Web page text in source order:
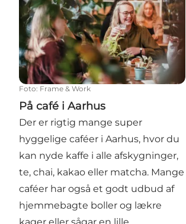
Foto: Frame & Work
På café i Aarhus
Der er rigtig mange super
hyggelige caféer i Aarhus, hvor du
kan nyde kaffe i alle afskygninger,
te, chai, kakao eller matcha. Mange
caféer har også et godt udbud af
hjemmebagte boller og lækre